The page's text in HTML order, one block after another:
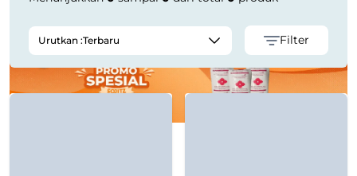
Urutkan :Terbaru Filter